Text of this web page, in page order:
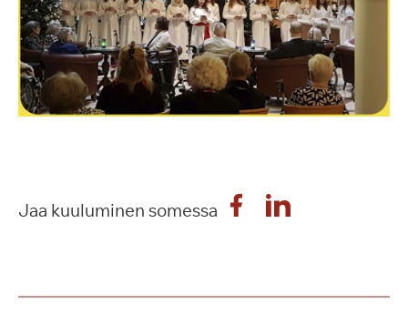
Jaa kuuluminen somessa